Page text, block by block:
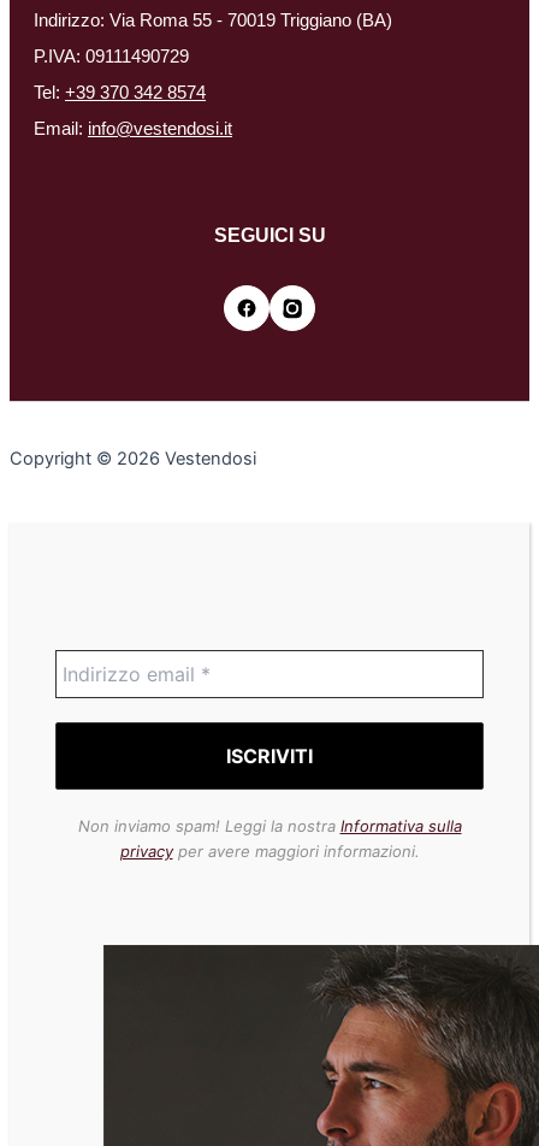
Indirizzo: Via Roma 55 - 70019 Triggiano (BA)
P.IVA: 09111490729
Tel: +39 370 342 8574
Email: info@vestendosi.it
SEGUICI SU
Copyright © 2026 Vestendosi
Non inviamo spam! Leggi la nostra Informativa sulla
privacyper avere maggiori informazioni.